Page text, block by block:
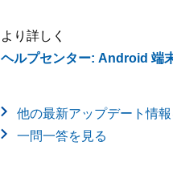
より詳しく
ヘルプセンター: Android 端
他の最新アップデート情報
一問一答を見る